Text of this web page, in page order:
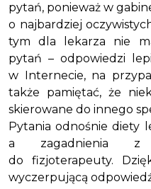
pytań, ponieważ w
o najbardziej
tym dla lekarza nie
pytań – odpowiedzi
w Internecie, na
także pamiętać, że
skierowane do innego
Pytania odnośnie diety
a zagadnienia z
do fizjoterapeuty.
wyczerpującą